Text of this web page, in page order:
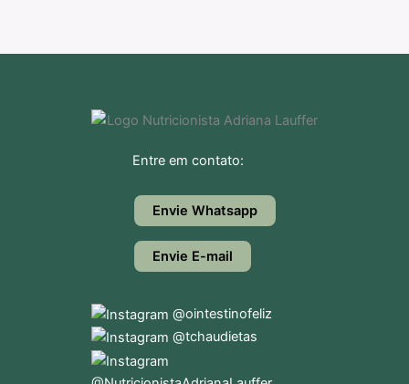
Entre em contato:
Envie Whatsapp
Envie E-mail
@ointestinofeliz
@tchaudietas